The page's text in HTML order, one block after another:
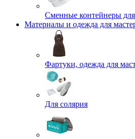
Сменные контейнеры для
Материалы и одежда для
Фартуки, одежда для
Для солярия